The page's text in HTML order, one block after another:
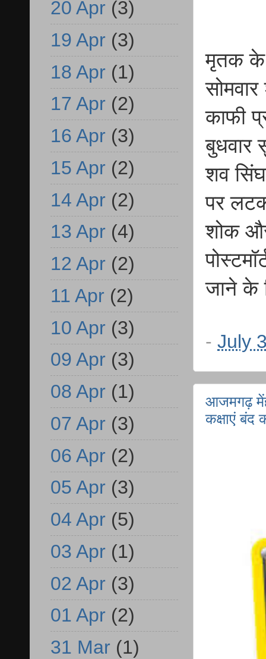
मृतक के
काफी
बुधवार
शव
पर
शोक
जाने के
- July
आजमगढ़
कक्षाएं बंद
20 Apr (3)
19 Apr (3)
18 Apr (1)
17 Apr (2)
16 Apr (3)
15 Apr (2)
14 Apr (2)
13 Apr (4)
12 Apr (2)
11 Apr (2)
10 Apr (3)
09 Apr (3)
08 Apr (1)
07 Apr (3)
06 Apr (2)
05 Apr (3)
04 Apr (5)
03 Apr (1)
02 Apr (3)
01 Apr (2)
31 Mar (1)